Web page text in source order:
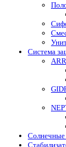
Система
Солнечные